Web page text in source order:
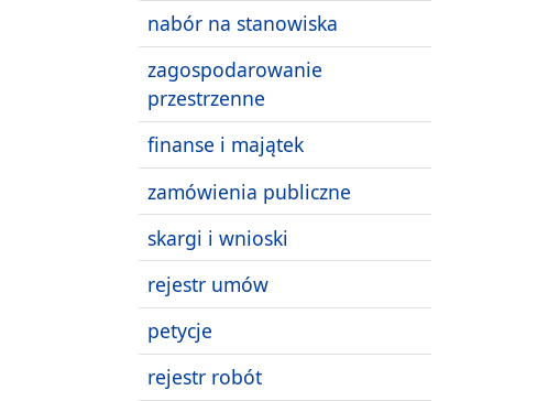
nabór na stanowiska
zagospodarowanie
przestrzenne
finanse i majątek
zamówienia publiczne
skargi i wnioski
rejestr umów
petycje
rejestr robót